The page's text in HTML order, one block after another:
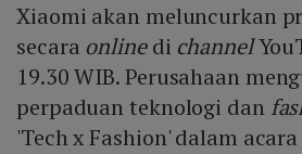
Xiaomi akan meluncurkan
secara onlinedi channel
19.30 WIB. Perusahaan
perpaduan teknologi dan
'Tech x Fashion' dalam